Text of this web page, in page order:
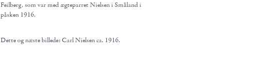
Feilberg, som var med ægteparret Nielsen i Småland i
påsken 1916.
Dette og næste billede: Carl Nielsen ca. 1916.